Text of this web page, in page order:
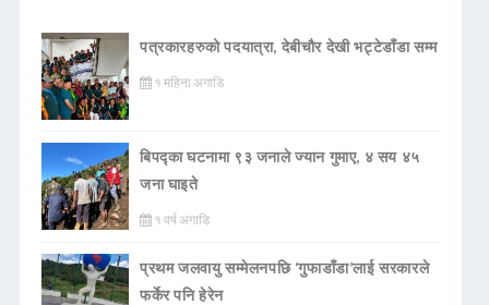
पत्रकारहरुको पदयात्रा, देबीचौर देखी भट्टेडाँडा सम्म
१ महिना अगाडि
बिपद्का घटनामा ९३ जनाले ज्यान गुमाए, ४ सय ४५
जना घाइते
१ वर्ष अगाडि
प्रथम जलवायु सम्मेलनपछि ‘गुफाडाँडा’लाई सरकारले
फर्केर पनि हेरेन